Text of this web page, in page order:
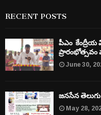
RECENT POSTS
పీఎం కేంద్రీయ
June 30,
జనసేన తెలుగు
May 28,